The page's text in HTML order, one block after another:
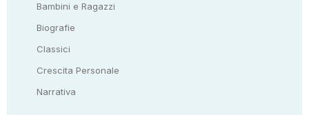
Bambini e Ragazzi
Biografie
Classici
Crescita Personale
Narrativa